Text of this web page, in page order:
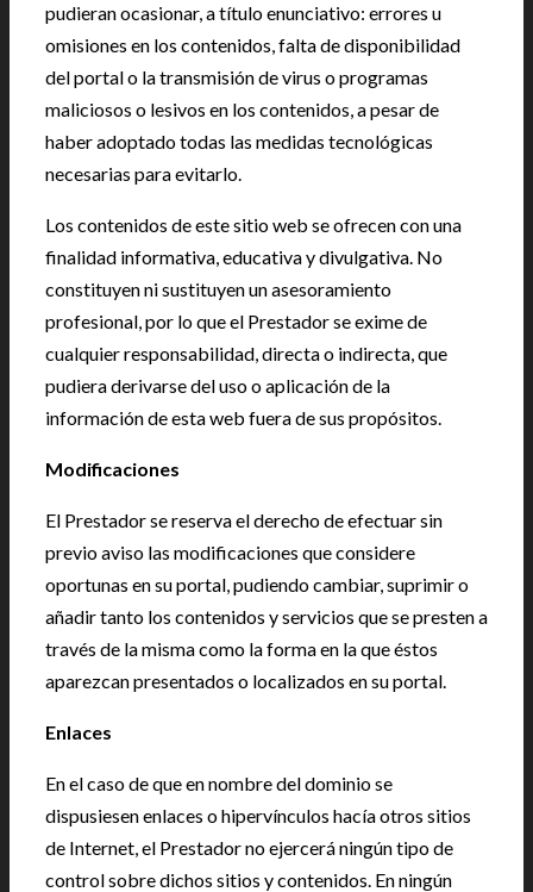
pudieran ocasionar, a título enunciativo: errores u
omisiones en los contenidos, falta de disponibilidad
del portal o la transmisión de virus o programas
maliciosos o lesivos en los contenidos, a pesar de
haber adoptado todas las medidas tecnológicas
necesarias para evitarlo.
Los contenidos de este sitio web se ofrecen con una
finalidad informativa, educativa y divulgativa. No
constituyen ni sustituyen un asesoramiento
profesional, por lo que el Prestador se exime de
cualquier responsabilidad, directa o indirecta, que
pudiera derivarse del uso o aplicación de la
información de esta web fuera de sus propósitos.
Modificaciones
El Prestador se reserva el derecho de efectuar sin
previo aviso las modificaciones que considere
oportunas en su portal, pudiendo cambiar, suprimir o
añadir tanto los contenidos y servicios que se presten a
través de la misma como la forma en la que éstos
aparezcan presentados o localizados en su portal.
Enlaces
En el caso de que en nombre del dominio se
dispusiesen enlaces o hipervínculos hacía otros sitios
de Internet, el Prestador no ejercerá ningún tipo de
control sobre dichos sitios y contenidos. En ningún